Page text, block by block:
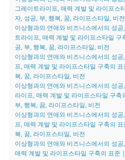
그레이트라이프, 매력 계발 및 라이프스
자, 성공, 부, 행복, 꿈, 라이프스타일, 비전
이상형과의 연애와 비즈니스에서의 성
트라이프, 매력 계발 및 라이프스타일
공, 부, 행복, 꿈, 라이프스타일, 비전
이상형과의 연애와 비즈니스에서의 성
프, 매력 계발 및 라이프스타일 구축의
복, 꿈, 라이프스타일, 비전
이상형과의 연애와 비즈니스에서의 성
라이프, 매력 계발 및 라이프스타일 구
부, 행복, 꿈, 라이프스타일, 비전
이상형과의 연애와 비즈니스에서의 성
프, 매력 계발 및 라이프스타일 구축의
복, 꿈, 라이프스타일, 비전
이상형과의 연애와 비즈니스에서의 성
매력 계발 및 라이프스타일 구축의 표준